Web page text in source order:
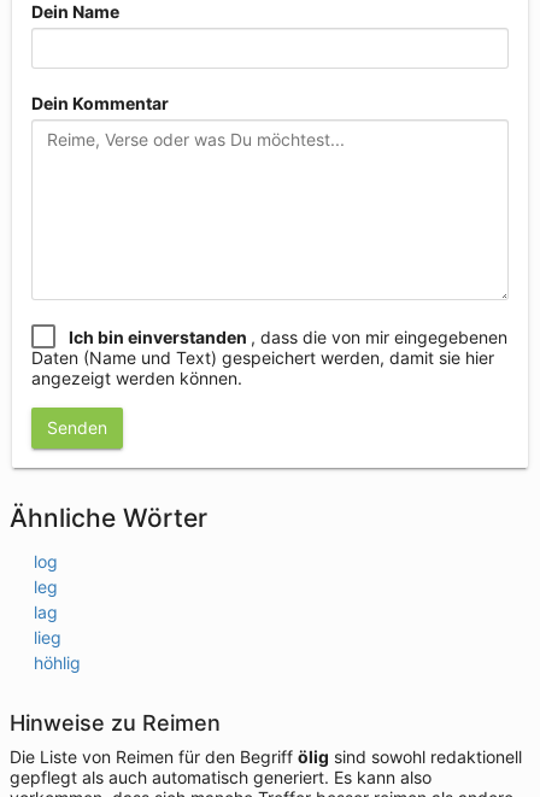
Dein Name
Dein Kommentar
Ich bin einverstanden , dass die von mir eingegebenen
Daten (Name und Text) gespeichert werden, damit sie hier
angezeigt werden können.
Senden
Ähnliche Wörter
log
leg
lag
lieg
höhlig
Hinweise zu Reimen
Die Liste von Reimen für den Begriff ölig sind sowohl redaktionell
gepflegt als auch automatisch generiert. Es kann also